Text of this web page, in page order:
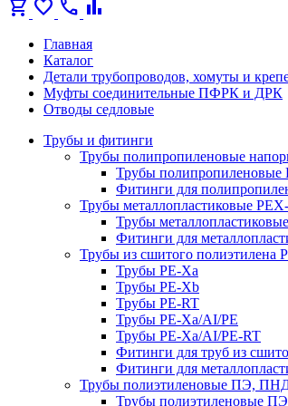
shopping_cart favorite call bar_chart
Главная
Каталог
Детали трубопроводов, хомуты и
Муфты соединительные ПФРК и ДРК
Отводы седловые
Трубы и фитинги
Трубы полипропиленовые
Трубы полипропиленовые
Фитинги для
Трубы металлопластиковые
Трубы
Фитинги для
Трубы из сшитого полиэтилена
Трубы PE-Xa
Трубы PE-Xb
Трубы PE-RT
Трубы PE-Xa/AI/PE
Трубы PE-Xa/AI/PE-RT
Фитинги для труб из
Фитинги для
Трубы полиэтиленовые ПЭ,
Трубы полиэтиленовые